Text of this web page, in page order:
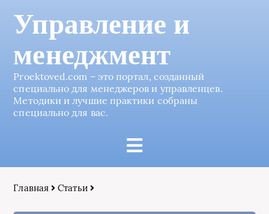
Управление и
менеджмент
Proektoved.com – это портал, созданный
специально для менеджеров и управленцев.
Методики и лучшие практики собраны
специально для вас.
Главная Статьи